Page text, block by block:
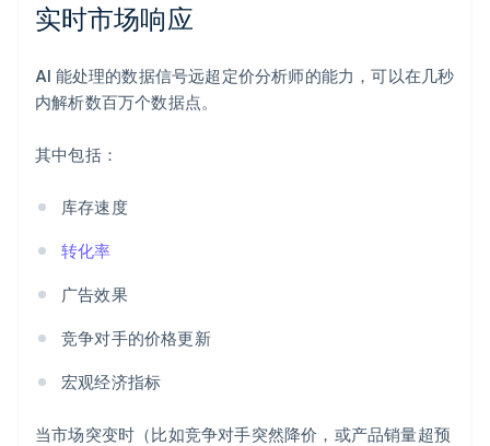
实时市场响应
AI 能处理的数据信号远超定价分析师的能力，可以在几秒
内解析数百万个数据点。
其中包括：
库存速度
转化率
广告效果
竞争对手的价格更新
宏观经济指标
当市场突变时（比如竞争对手突然降价，或产品销量超预